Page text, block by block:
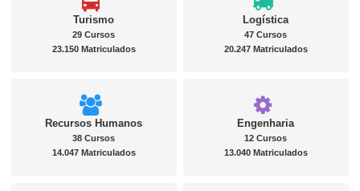
Turismo
29 Cursos
23.150 Matriculados
Logística
47 Cursos
20.247 Matriculados
Recursos Humanos
38 Cursos
14.047 Matriculados
Engenharia
12 Cursos
13.040 Matriculados